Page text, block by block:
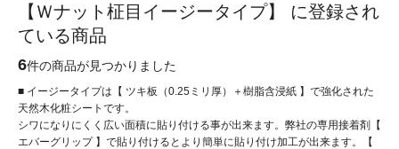
【Ｗナット柾目イージータイプ】 に登録され
ている商品
6件の商品が見つかりました
■ イージータイプは【 ツキ板（0.25ミリ厚）＋樹脂含浸紙 】で強化された
天然木化粧シートです。
シワになりにくく広い面積に貼り付ける事が出来ます。弊社の専用接着剤【
エバーグリップ 】で貼り付けるとより簡単に貼り付け加工が出来ます。【